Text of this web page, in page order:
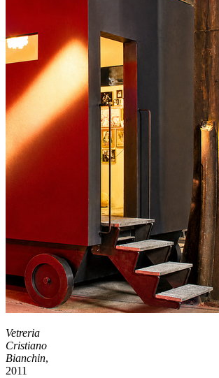
Vetreria
Cristiano
Bianchin,
2011